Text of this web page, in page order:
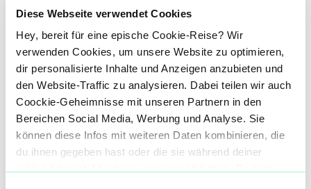
Diese Webseite verwendet Cookies
Hey, bereit für eine epische Cookie-Reise? Wir
verwenden Cookies, um unsere Website zu optimieren,
dir personalisierte Inhalte und Anzeigen anzubieten und
den Website-Traffic zu analysieren. Dabei teilen wir auch
Coockie-Geheimnisse mit unseren Partnern in den
Bereichen Social Media, Werbung und Analyse. Sie
können diese Infos mit weiteren Daten kombinieren, die
du ihnen gegeben hast oder die sie während deiner
Ch
De Depression
alle einblenden
Über diesen Strain:Sour Sundae